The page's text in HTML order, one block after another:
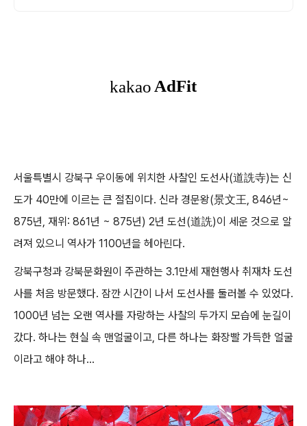
서울특별시 강북구 우이동에 위치한 사찰인 도선사(道詵寺)는 신
도가 40만에 이르는 큰 절집이다. 신라 경문왕(景文王, 846년~
875년, 재위: 861년 ~ 875년) 2년 도선(道詵)이 세운 것으로 알
려져 있으니 역사가 1100년을 헤아린다.
강북구청과 강북문화원이 주관하는 3.1만세 재현행사 취재차 도선
사를 처음 방문했다. 잠깐 시간이 나서 도선사를 둘러볼 수 있었다.
1000년 넘는 오랜 역사를 자랑하는 사찰의 두가지 모습에 눈길이
갔다. 하나는 현실 속 맨얼굴이고, 다른 하나는 화장빨 가득한 얼굴
이라고 해야 하나...